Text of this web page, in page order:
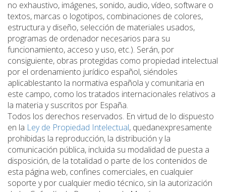
no exhaustivo, imágenes, sonido, audio, vídeo, software o
textos, marcas o logotipos, combinaciones de colores,
estructura y diseño, selección de materiales usados,
programas de ordenador necesarios para su
funcionamiento, acceso y uso, etc.). Serán, por
consiguiente, obras protegidas como propiedad intelectual
por el ordenamiento jurídico español, siéndoles
aplicablestanto la normativa española y comunitaria en
este campo, como los tratados internacionales relativos a
la materia y suscritos por España.
Todos los derechos reservados. En virtud de lo dispuesto
en la Ley de Propiedad Intelectual, quedanexpresamente
prohibidas la reproducción, la distribución y la
comunicación pública, incluida su modalidad de puesta a
disposición, de la totalidad o parte de los contenidos de
esta página web, confines comerciales, en cualquier
soporte y por cualquier medio técnico, sin la autorización